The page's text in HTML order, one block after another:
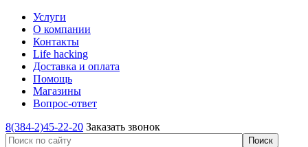
Услуги
О компании
Контакты
Life hacking
Доставка и оплата
Помощь
Магазины
Вопрос-ответ
8(384-2)45-22-20 Заказать звонок